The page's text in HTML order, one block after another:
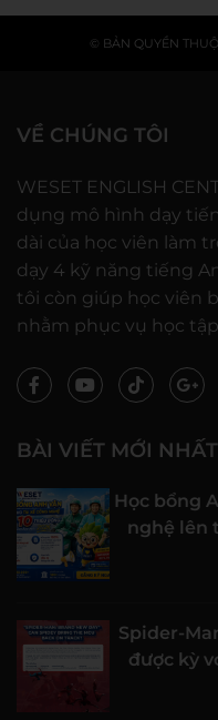
© BẢN QUYỀN
VỀ CHÚNG TÔI
WESET ENGLISH
dụng mô hình dạy
dài của học viên làm
dạy 4 kỹ năng tiếng
tôi còn giúp học viên
nhằm phục vụ học
BÀI VIẾT MỚI NHẤT
Học bổng
nghệ lên
Spider-
được kỳ